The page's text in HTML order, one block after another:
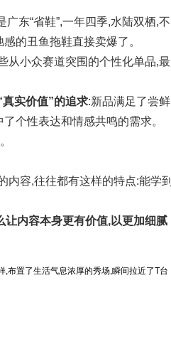
东“省鞋”,一年四季,水陆双栖,不
的丑鱼拖鞋直接卖爆了。
从小众赛道突围的个性化单品,最
实价值”的追求:新品满足了尝鲜
个性表达和情感共鸣的需求。
内容,往往都有这样的特点:能学到
让内容本身更有价值,以更加细腻
,布置了生活气息浓厚的秀场,瞬间拉近了T台